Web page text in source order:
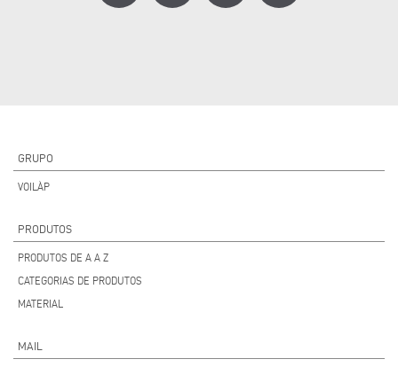
GRUPO
VOILÀP
PRODUTOS
PRODUTOS DE A A Z
CATEGORIAS DE PRODUTOS
MATERIAL
MAIL